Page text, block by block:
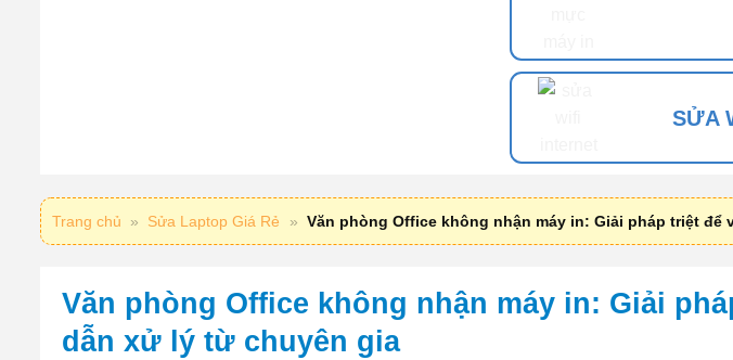
SỬA
Trang chủ » Sửa Laptop Giá Rẻ » Văn phòng Office không nhận máy in: Giải pháp triệt
Văn phòng Office không nhận máy in: Giải
dẫn xử lý từ chuyên gia